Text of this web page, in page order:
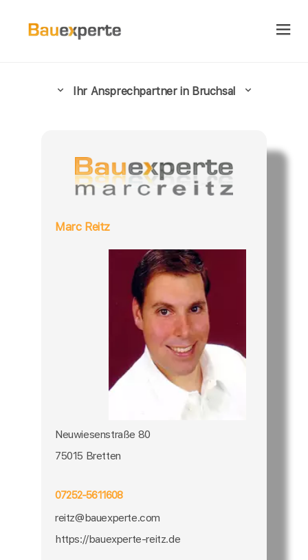
Ihr Ansprechpartner in Bruchsal
Marc Reitz
Neuwiesenstraße 80
75015 Bretten
07252-5611608
reitz@bauexperte.com
https://bauexperte-reitz.de